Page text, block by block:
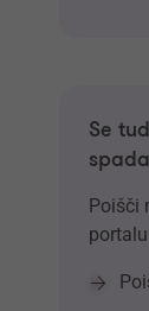
Se
Poišči